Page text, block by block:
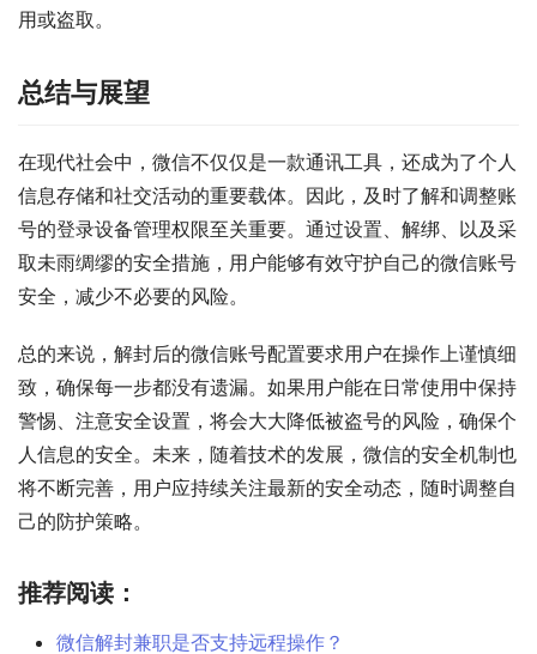
用或盗取。
总结与展望
在现代社会中，微信不仅仅是一款通讯工具，还成为了个人
信息存储和社交活动的重要载体。因此，及时了解和调整账
号的登录设备管理权限至关重要。通过设置、解绑、以及采
取未雨绸缪的安全措施，用户能够有效守护自己的微信账号
安全，减少不必要的风险。
总的来说，解封后的微信账号配置要求用户在操作上谨慎细
致，确保每一步都没有遗漏。如果用户能在日常使用中保持
警惕、注意安全设置，将会大大降低被盗号的风险，确保个
人信息的安全。未来，随着技术的发展，微信的安全机制也
将不断完善，用户应持续关注最新的安全动态，随时调整自
己的防护策略。
推荐阅读：
微信解封兼职是否支持远程操作？